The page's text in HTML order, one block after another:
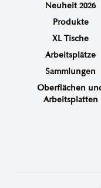
Neuheit 2026
Produkte
XL Tische
Arbeitsplätze
Sammlungen
Oberflächen
Arbeitsplatten